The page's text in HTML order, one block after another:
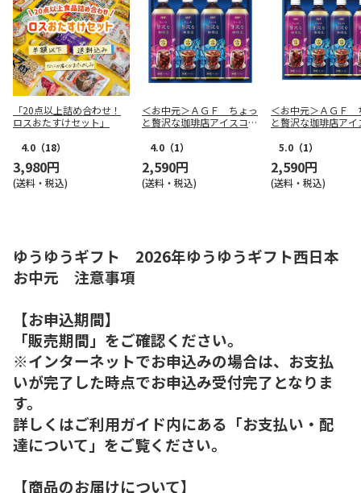
「20点以上詰め合わせ！
ロスおたすけセット」
4.0 （18）
3,980円
(送料・税込)
＜お中元＞ＡＧＦ ちょっ
と贅沢な珈琲店アイスコー
4.0 （1）
2,590円
(送料・税込)
＜お中元＞ＡＧＦ
と贅沢な珈琲店アイ
5.0 （1）
2,590円
(送料・税込)
ゆうゆうギフト 2026年ゆうゆうギフト西日本
お中元 注意事項
【お申込期間】
「販売期間」をご確認ください。
※インターネットでお申込みの場合は、お支払
いが完了した時点でお申込み受付完了となりま
す。
詳しくはご利用ガイド内にある「お支払い・配
達について」をご覧ください。
【商品のお届けについて】